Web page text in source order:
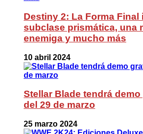
Destiny 2: La Forma Final
subclase prismática, una
enemiga y mucho más
10 abril 2024
Stellar Blade tendrá
del 29 de marzo
25 marzo 2024